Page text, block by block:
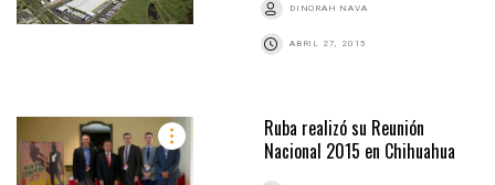
DINORAH NAVA
ABRIL 27, 2015
Ruba realizó su Reunión
Nacional 2015 en Chihuahua